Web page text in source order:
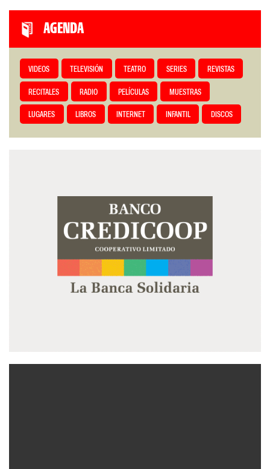
AGENDA
VIDEOS TELEVISIÓN TEATRO SERIES REVISTAS
RECITALES RADIO PELÍCULAS MUESTRAS
LUGARES LIBROS INTERNET INFANTIL DISCOS